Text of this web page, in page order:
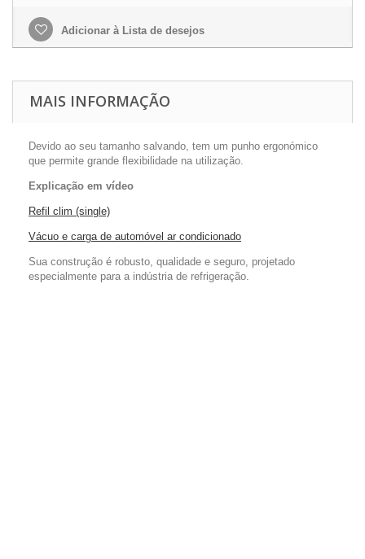
Adicionar à Lista de desejos
MAIS INFORMAÇÃO
Devido ao seu tamanho salvando, tem um punho ergonómico
que permite grande flexibilidade na utilização.
Explicação em vídeo
Refil clim (single)
Vácuo e carga de automóvel ar condicionado
Sua construção é robusto, qualidade e seguro, projetado
especialmente para a indústria de refrigeração.